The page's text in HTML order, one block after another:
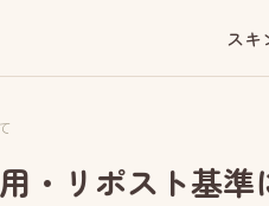
スキ
・リポスト基準